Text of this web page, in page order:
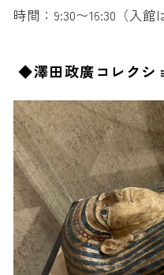
時間：9:30〜16:30（入
◆澤田政廣コレクシ